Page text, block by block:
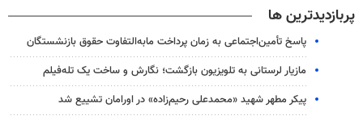
پربازدیدترین ها
پاسخ تأمین‌اجتماعی به زمان پرداخت مابه‌التفاوت حقوق بازنشستگان
مازیار لرستانی به تلویزیون بازگشت؛ نگارش و ساخت یک تله‌فیلم
پیکر مطهر شهید «محمدعلی رحیم‌زاده» در اورامان تشییع شد